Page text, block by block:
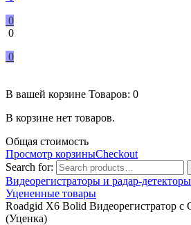
0
0
0
В вашей корзине Товаров: 0
В корзине нет товаров.
Общая стоимость
Просмотр корзиныCheckout
Search for:
Видеорегистраторы и радар-
Уцененные товары
Roadgid X6 Bolid Видеорегистратор c
(Уценка)